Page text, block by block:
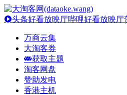
头条好看放映厅哔哩好看放映厅
万商云集
大淘客券
获取主题
淘客网盘
赞助发电
香港主机